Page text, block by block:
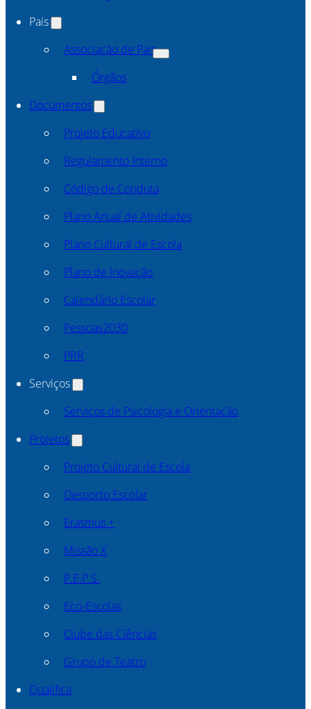
Pais
Associação de Pais
Órgãos
Documentos
Projeto Educativo
Regulamento Interno
Código de Conduta
Plano Anual de Atividades
Plano Cultural de Escola
Plano de Inovação
Calendário Escolar
Pessoas2030
PRR
Serviços
Serviços de Psicologia e Orientação
Projetos
Projeto Cultural de Escola
Desporto Escolar
Erasmus +
Missão X
P.E.P.S.
Eco-Escolas
Clube das Ciências
Grupo de Teatro
Qualifica